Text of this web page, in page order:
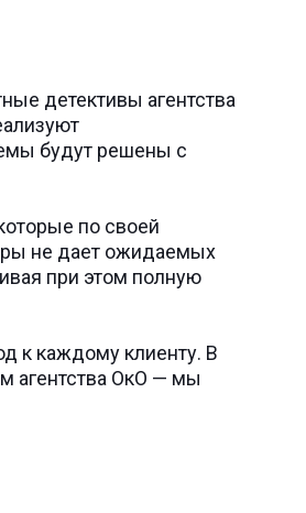
детективы агентства
будут решены с
по своей
не дает ожидаемых
при этом полную
к каждому клиенту. В
агентства ОкО — мы